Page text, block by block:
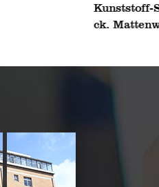
Lebensmittel-